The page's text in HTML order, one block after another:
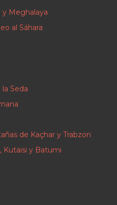
y Meghalaya
al Sáhara
Seda
de Kaçhar y Trabzon
Kutaisi y Batumi